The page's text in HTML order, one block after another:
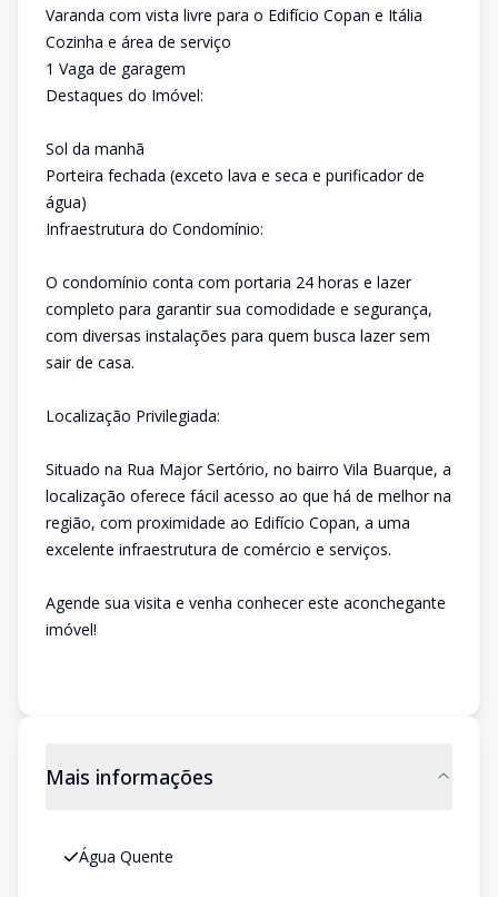
Varanda com vista livre para o Edifício Copan e Itália
Cozinha e área de serviço
1 Vaga de garagem
Destaques do Imóvel:
Sol da manhã
Porteira fechada (exceto lava e seca e purificador de
água)
Infraestrutura do Condomínio:
O condomínio conta com portaria 24 horas e lazer
completo para garantir sua comodidade e segurança,
com diversas instalações para quem busca lazer sem
sair de casa.
Localização Privilegiada:
Situado na Rua Major Sertório, no bairro Vila Buarque, a
localização oferece fácil acesso ao que há de melhor na
região, com proximidade ao Edifício Copan, a uma
excelente infraestrutura de comércio e serviços.
Agende sua visita e venha conhecer este aconchegante
imóvel!
Mais informações
Água Quente